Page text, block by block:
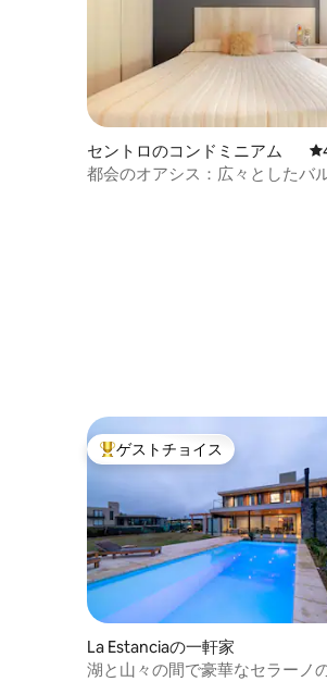
セントロのコンドミニアム
都会のオアシス：広々としたバ
大好評のゲストチョイスです。
ゲストチョイス
La Estanciaの一軒家
湖と山々の間で豪華なセラーノ